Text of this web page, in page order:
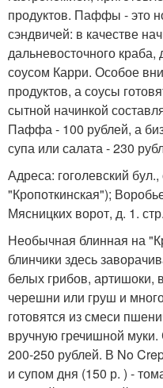
продуктов. Паффы - это
сэндвичей: в качестве
дальневосточного
соусом Карри. Особое
продуктов, а соусы
сытной начинкой
Паффа - 100 рублей, а
супа или салата - 230
Адреса: гоголевский
"Кропоткинская");
Мясницких ворот, д. 1.
Необычная блинная на
блинчики здесь
белых грибов,
черешни или груш и
готовятся из смеси
вручную гречишной
200-250 рублей. В No
и супом дня (150 р. ) -